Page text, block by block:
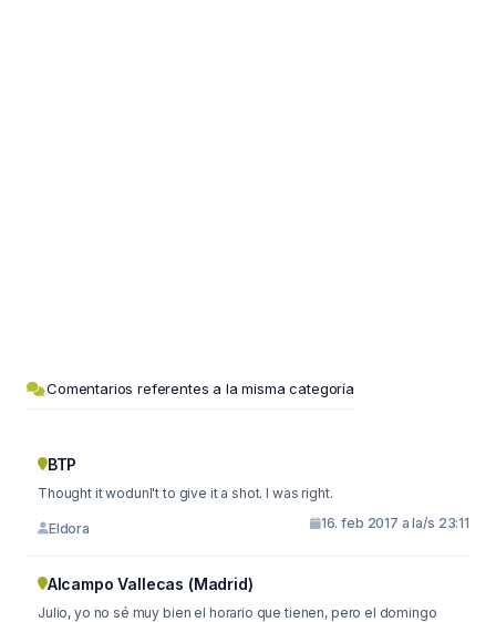
Comentarios referentes a la misma categoría
BTP
Thought it wodunl't to give it a shot. I was right.
Eldora 16. feb 2017 a la/s 23:11
Alcampo Vallecas (Madrid)
Julio, yo no sé muy bien el horario que tienen, pero el domingo